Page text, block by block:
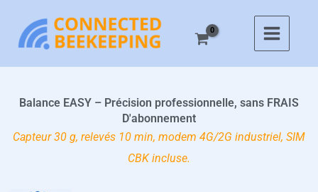
contenu
Balance EASY – Précision professionnelle, sans FRAIS
D'abonnement
Capteur 30 g, relevés 10 min, modem 4G/2G industriel, SIM
CBK incluse.